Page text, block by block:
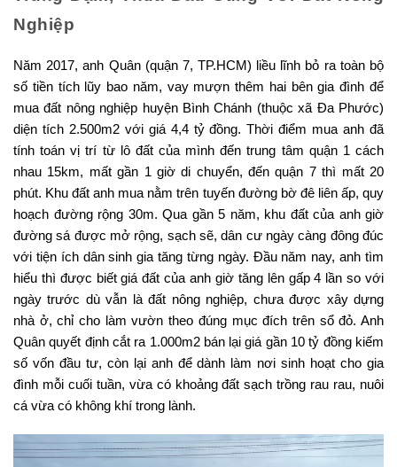
Nghiệp
Năm 2017, anh Quân (quận 7, TP.HCM) liều lĩnh bỏ ra toàn bộ
số tiền tích lũy bao năm, vay mượn thêm hai bên gia đình để
mua đất nông nghiệp huyện Bình Chánh (thuộc xã Đa Phước)
diện tích 2.500m2 với giá 4,4 tỷ đồng. Thời điểm mua anh đã
tính toán vị trí từ lô đất của mình đến trung tâm quận 1 cách
nhau 15km, mất gần 1 giờ di chuyển, đến quận 7 thì mất 20
phút. Khu đất anh mua nằm trên tuyến đường bờ đê liên ấp, quy
hoạch đường rộng 30m. Qua gần 5 năm, khu đất của anh giờ
đường sá được mở rộng, sạch sẽ, dân cư ngày càng đông đúc
với tiện ích dân sinh gia tăng từng ngày. Đầu năm nay, anh tìm
hiểu thì được biết giá đất của anh giờ tăng lên gấp 4 lần so với
ngày trước dù vẫn là đất nông nghiệp, chưa được xây dựng
nhà ở, chỉ cho làm vườn theo đúng mục đích trên sổ đỏ. Anh
Quân quyết định cắt ra 1.000m2 bán lại giá gần 10 tỷ đồng kiếm
số vốn đầu tư, còn lại anh để dành làm nơi sinh hoạt cho gia
đình mỗi cuối tuần, vừa có khoảng đất sạch trồng rau rau, nuôi
cá vừa có không khí trong lành.